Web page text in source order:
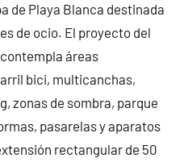
de Playa Blanca destinada
de ocio. El proyecto del
áreas
bici, multicanchas,
zonas de sombra, parque
pasarelas y aparatos
rectangular de 50